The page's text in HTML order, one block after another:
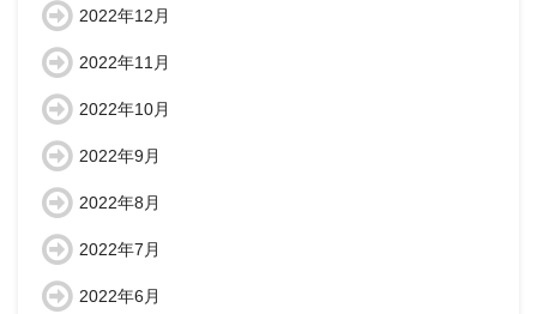
2022年12月
2022年11月
2022年10月
2022年9月
2022年8月
2022年7月
2022年6月